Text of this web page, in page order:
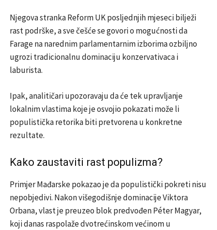
Njegova stranka Reform UK posljednjih mjeseci bilježi
rast podrške, a sve češće se govori o mogućnosti da
Farage na narednim parlamentarnim izborima ozbiljno
ugrozi tradicionalnu dominaciju konzervativaca i
laburista.
Ipak, analitičari upozoravaju da će tek upravljanje
lokalnim vlastima koje je osvojio pokazati može li
populistička retorika biti pretvorena u konkretne
rezultate.
Kako zaustaviti rast populizma?
Primjer Mađarske pokazao je da populistički pokreti nisu
nepobjedivi. Nakon višegodišnje dominacije Viktora
Orbana, vlast je preuzeo blok predvođen Péter Magyar,
koji danas raspolaže dvotrećinskom većinom u